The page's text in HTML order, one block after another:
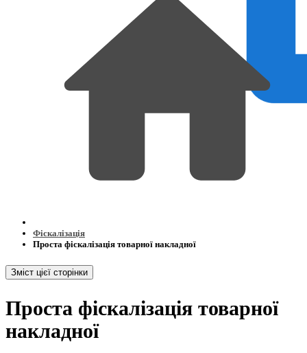
Фіскалізація
Проста фіскалізація товарної накладної
Зміст цієї сторінки
Проста фіскалізація товарної
накладної